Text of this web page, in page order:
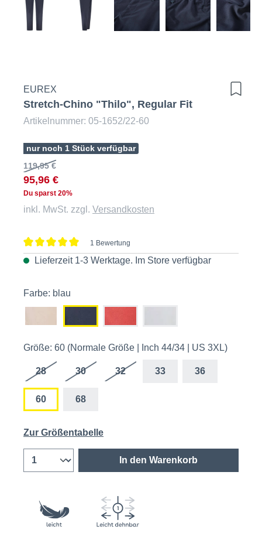
EUREX
Stretch-Chino "Thilo", Regular Fit
Artikelnummer: 05-1652/22-60
nur noch 1 Stück verfügbar
119,95 €
95,96 €
Du sparst 20%
inkl. MwSt. zzgl. Versandkosten
Durchschnittliche Bewertung von 5 von 5 Sternen
1 Bewertung
Lieferzeit 1-3 Werktage. Im Store verfügbar
Farbe: blau
Größe: 60 (Normale Größe | Inch 44/34 | US 3XL)
28 30 32 33 36
60 68
Zur Größentabelle
In den Warenkorb